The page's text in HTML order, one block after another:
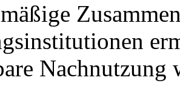
Nachnutzung